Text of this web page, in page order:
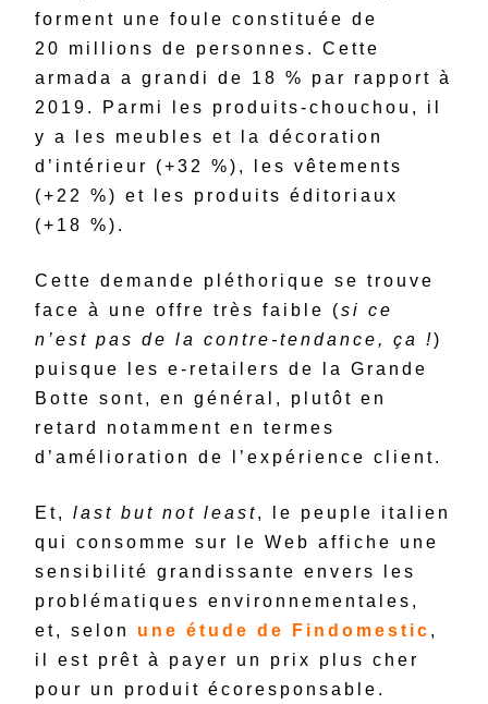
forment une foule constituée de
20 millions de personnes. Cette
armada a grandi de 18 % par rapport à
2019. Parmi les produits-chouchou, il
y a les meubles et la décoration
d’intérieur (+32 %), les vêtements
(+22 %) et les produits éditoriaux
(+18 %).
Cette demande pléthorique se trouve
face à une offre très faible (si ce
n’est pas de la contre-tendance, ça !)
puisque les e-retailers de la Grande
Botte sont, en général, plutôt en
retard notamment en termes
d’amélioration de l’expérience client.
Et, last but not least, le peuple italien
qui consomme sur le Web affiche une
sensibilité grandissante envers les
problématiques environnementales,
et, selon une étude de Findomestic ,
il est prêt à payer un prix plus cher
pour un produit écoresponsable.